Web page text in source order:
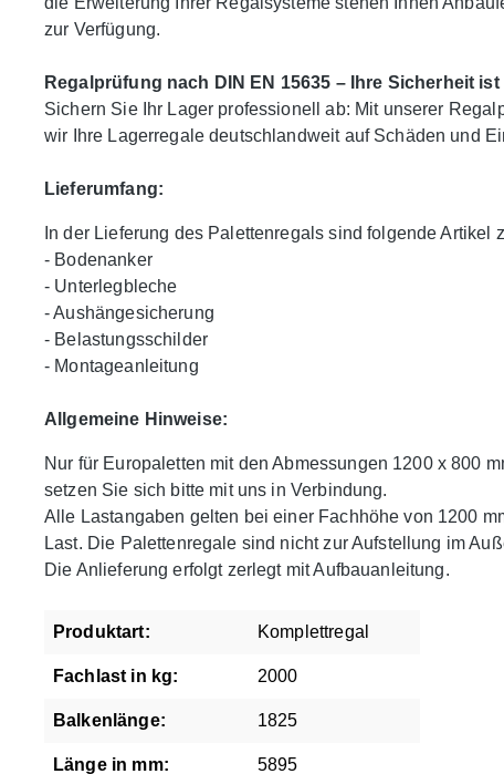
zur Verfügung.
Regalprüfung nach DIN EN 15635 – Ihre Sicherheit
Sichern Sie Ihr Lager professionell ab: Mit unserer
wir Ihre Lagerregale deutschlandweit auf Schäden und
Lieferumfang:
In der Lieferung des Palettenregals sind folgende Artikel
- Bodenanker
- Unterlegbleche
- Aushängesicherung
- Belastungsschilder
- Montageanleitung
Allgemeine Hinweise:
Nur für Europaletten mit den Abmessungen 1200 x 800
setzen Sie sich bitte mit uns in Verbindung.
Alle Lastangaben gelten bei einer Fachhöhe von 1200
Last. Die Palettenregale sind nicht zur Aufstellung im
Die Anlieferung erfolgt zerlegt mit Aufbauanleitung.
Produktart: Komplettregal
Fachlast in kg: 2000
Balkenlänge: 1825
Länge in mm: 5895